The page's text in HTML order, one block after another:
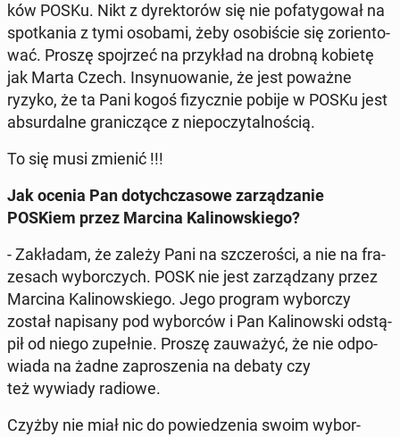
ków POSKu. Nikt z dy­rek­to­rów się nie po­fa­ty­go­wał na
spo­tka­nia z tymi osobami, żeby oso­bi­ście się zo­rien­to­
wać. Proszę spoj­rzeć na przy­kład na drobną kobietę
jak Marta Czech. In­sy­nu­owa­nie, że jest poważne
ryzyko, że ta Pani kogoś fi­zycz­nie pobije w POSKu jest
ab­sur­dal­ne gra­ni­czą­ce z nie­po­czy­tal­no­ścią.
To się musi zmienić !!!
Jak ocenia Pan do­tych­cza­so­we za­rzą­dza­nie
POSKiem przez Marcina Ka­li­now­skie­go?
- Za­kła­dam, że zależy Pani na szcze­ro­ści, a nie na fra­
ze­sach wy­bor­czych. POSK nie jest za­rzą­dza­ny przez
Marcina Ka­li­now­skie­go. Jego program wy­bor­czy
został na­pi­sa­ny pod wy­bor­ców i Pan Ka­li­now­ski od­stą­
pił od niego zu­peł­nie. Proszę za­uwa­żyć, że nie od­po­
wia­da na żadne za­pro­sze­nia na debaty czy
też wywiady radiowe.
Czyżby nie miał nic do po­wie­dze­nia swoim wy­bor­